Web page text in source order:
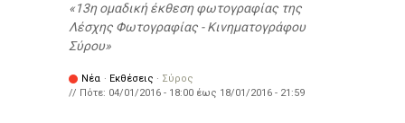
13η ομαδική έκθεση φωτογραφίας της
Λέσχης Φωτογραφίας - Κινηματογράφου
Σύρου
Νέα · Εκθέσεις · Σύρος
// Πότε: 04/01/2016 - 18:00 έως 18/01/2016 - 21:59